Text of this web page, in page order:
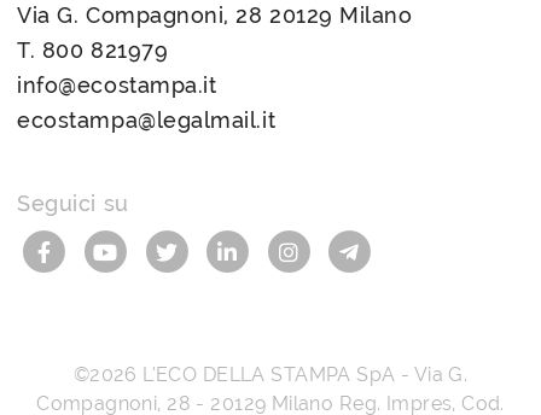
Via G. Compagnoni, 28 20129 Milano
T. 800 821979
info@ecostampa.it
ecostampa@legalmail.it
Seguici su
©2026 L’ECO DELLA STAMPA SpA - Via G.
Compagnoni, 28 - 20129 Milano Reg. Impres, Cod.